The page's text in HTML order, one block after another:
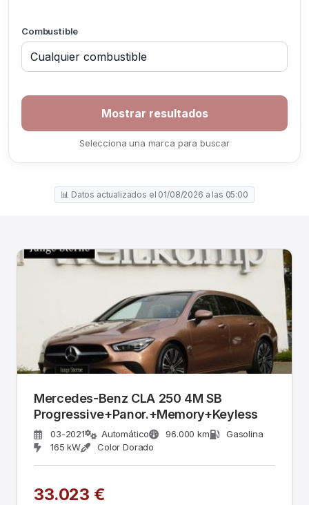
Combustible
Selecciona una marca para buscar
📊 Datos actualizados el 01/08/2026 a las 05:00
Mercedes-Benz CLA 250 4M SB
Progressive+Panor.+Memory+Keyless
03-2021 Automático 96.000 km
Gasolina
165 kW
Color Dorado
33.023 €